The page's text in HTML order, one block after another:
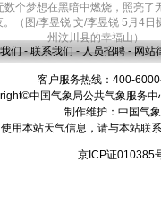
数个梦想在黑暗中燃烧，照亮了
。（图/李昱锐 文/李昱锐 5月4日
州汶川县的幸福山）
们 - 联系我们 - 人员招聘 - 网站
客户服务热线：400-
中国气象局公共气象服务
制作维护：中国气
用本站天气信息，请与本站联
京ICP证010385